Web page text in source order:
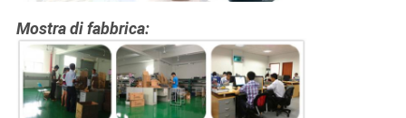
Mostra di fabbrica: